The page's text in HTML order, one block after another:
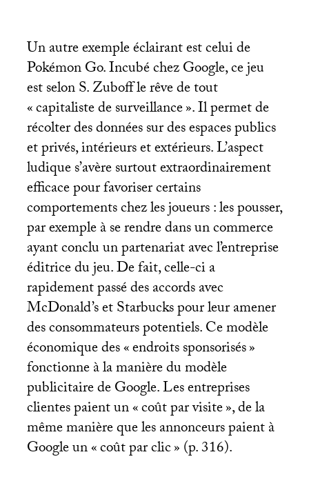
Un autre exemple éclairant est celui de
Pokémon Go. Incubé chez Google, ce jeu
est selon S. Zuboff le rêve de tout
«capitaliste de surveillance». Il permet de
récolter des données sur des espaces publics
et privés, intérieurs et extérieurs. L’aspect
ludique s’avère surtout extraordinairement
efficace pour favoriser certains
comportements chez les joueurs : les pousser,
par exemple à se rendre dans un commerce
ayant conclu un partenariat avec l’entreprise
éditrice du jeu. De fait, celle-ci a
rapidement passé des accords avec
McDonald’s et Starbucks pour leur amener
des consommateurs potentiels. Ce modèle
économique des «endroits sponsorisés»
fonctionne à la manière du modèle
publicitaire de Google. Les entreprises
clientes paient un «coût par visite», de la
même manière que les annonceurs paient à
Google un «coût par clic» (p. 316).